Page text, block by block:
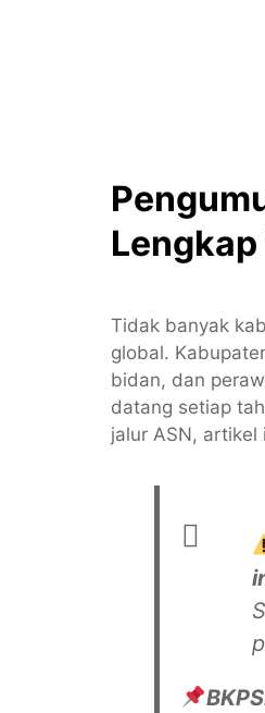
Tidak banyak
global.
bidan, dan
datang setiap
jalur ASN,